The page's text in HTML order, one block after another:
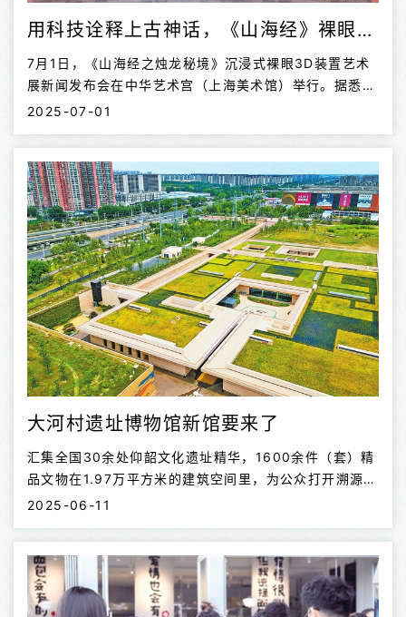
用科技诠释上古神话，《山海经》裸眼3D主题展将亮相上海
7月1日，《山海经之烛龙秘境》沉浸式裸眼3D装置艺术
展新闻发布会在中华艺术宫（上海美术馆）举行。据悉，
这是全球首个以《山海经》神兽为主题的沉浸式裸眼3D
（上海美术馆）。
2025-07-01
大河村遗址博物馆新馆要来了
​汇集全国30余处仰韶文化遗址精华，1600余件（套）精
品文物在1.97万平方米的建筑空间里，为公众打开溯源仰
韶文化和中华文明的时空窗口。6月10日，记者来到国内
馆探馆。
2025-06-11